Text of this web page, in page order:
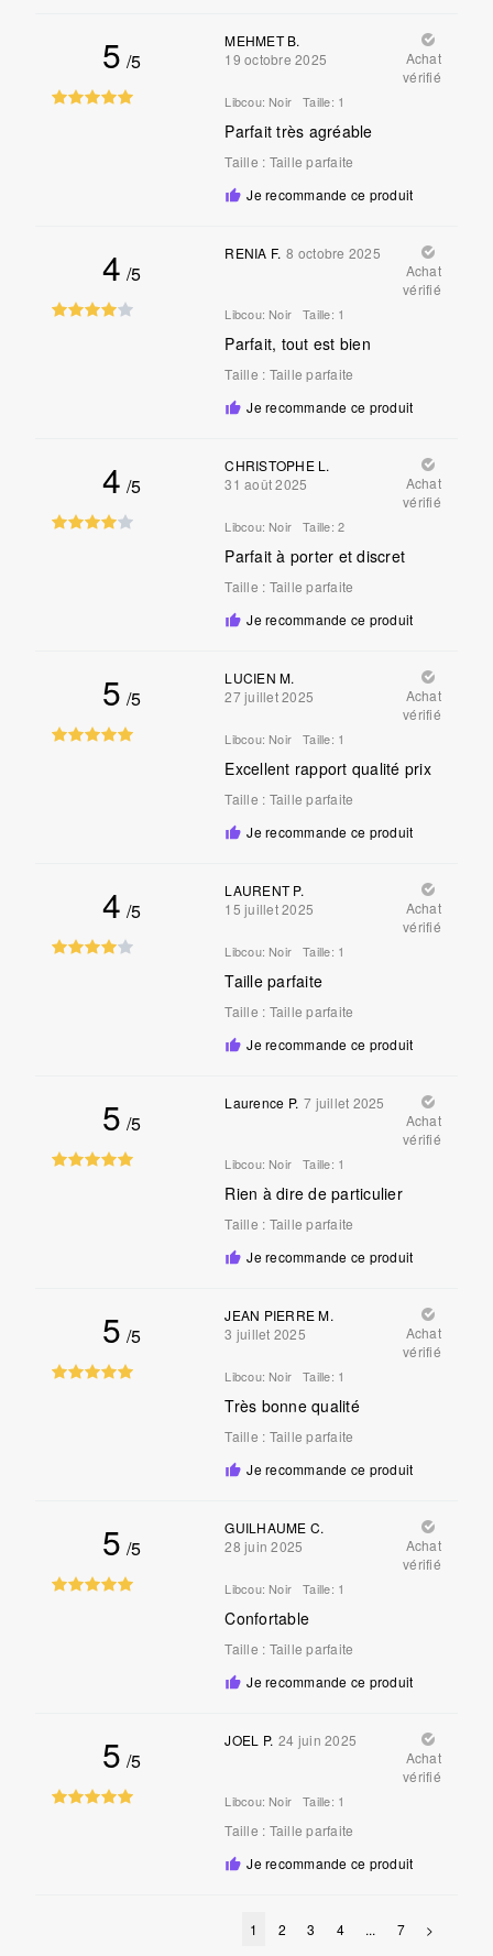
5 /5
MEHMET B.
19 octobre 2025
Achat
vérifié
Libcou: Noir Taille: 1
Parfait très agréable
Taille : Taille parfaite
Je recommande ce produit
4 /5
RENIA F. 8 octobre 2025
Achat
vérifié
Libcou: Noir Taille: 1
Parfait, tout est bien
Taille : Taille parfaite
Je recommande ce produit
4 /5
CHRISTOPHE L.
31 août 2025
Achat
vérifié
Libcou: Noir Taille: 2
Parfait à porter et discret
Taille : Taille parfaite
Je recommande ce produit
5 /5
LUCIEN M.
27 juillet 2025
Achat
vérifié
Libcou: Noir Taille: 1
Excellent rapport qualité prix
Taille : Taille parfaite
Je recommande ce produit
4 /5
LAURENT P.
15 juillet 2025
Achat
vérifié
Libcou: Noir Taille: 1
Taille parfaite
Taille : Taille parfaite
Je recommande ce produit
5 /5
Laurence P. 7 juillet 2025
Achat
vérifié
Libcou: Noir Taille: 1
Rien à dire de particulier
Taille : Taille parfaite
Je recommande ce produit
5 /5
JEAN PIERRE M.
3 juillet 2025
Achat
vérifié
Libcou: Noir Taille: 1
Très bonne qualité
Taille : Taille parfaite
Je recommande ce produit
5 /5
GUILHAUME C.
28 juin 2025
Achat
vérifié
Libcou: Noir Taille: 1
Confortable
Taille : Taille parfaite
Je recommande ce produit
5 /5
JOEL P. 24 juin 2025
Achat
vérifié
Libcou: Noir Taille: 1
Taille : Taille parfaite
Je recommande ce produit
1 2 3 4 ... 7 >